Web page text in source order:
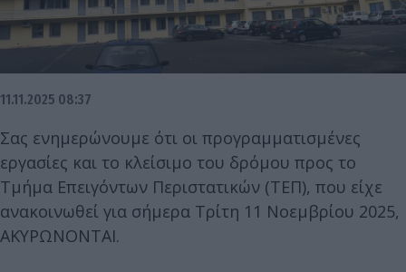
11.11.2025 08:37
Σας ενημερώνουμε ότι οι προγραμματισμένες
εργασίες και το κλείσιμο του δρόμου προς το
Τμήμα Επειγόντων Περιστατικών (ΤΕΠ), που είχε
ανακοινωθεί για σήμερα Τρίτη 11 Νοεμβρίου 2025,
ΑΚΥΡΩΝΟΝΤΑΙ.